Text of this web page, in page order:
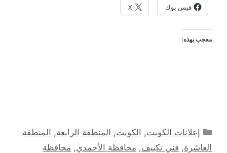
فيس بوك X
معجب بهذه:
التصنيفات
إعلانات الكويت, الكويت, المنطقة الرابعة, المنطقة
العاشرة, فني تكييف, محافظة الأحمدي, محافظة